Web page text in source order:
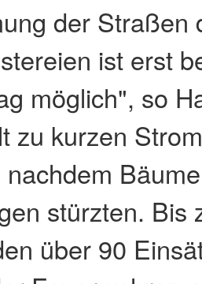
der Straßen
ist erst
möglich", so
zu kurzen
stürzten. Bis
über 90